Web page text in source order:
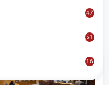
47
51
16